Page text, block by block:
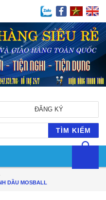
ĐĂNG KÝ
TÌM KIẾM
DẦU MOSBALL